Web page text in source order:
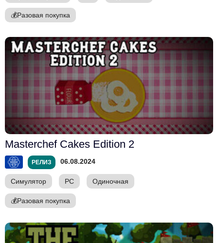
💰Разовая покупка
Masterchef Cakes Edition 2
РЕЛИЗ 06.08.2024
Симулятор PC Одиночная
💰Разовая покупка